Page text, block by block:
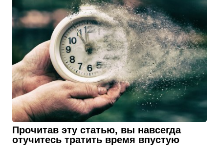
Прочитав эту статью, вы навсегда
отучитесь тратить время впустую